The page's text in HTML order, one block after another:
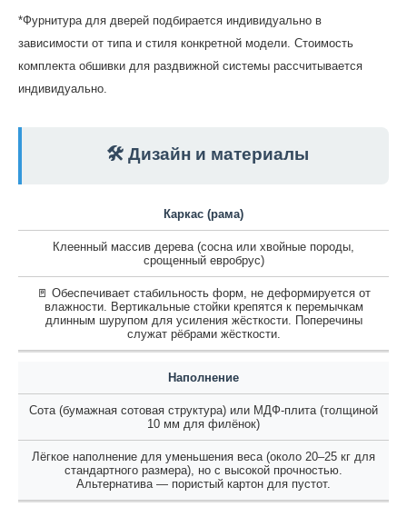
*Фурнитура для дверей подбирается индивидуально в
зависимости от типа и стиля конкретной модели. Стоимость
комплекта обшивки для раздвижной системы рассчитывается
индивидуально.
🛠️ Дизайн и материалы
Каркас (рама)
Клеенный массив дерева (сосна или хвойные породы,
срощенный евробрус)
🚪 Обеспечивает стабильность форм, не деформируется от
влажности. Вертикальные стойки крепятся к перемычкам
длинным шурупом для усиления жёсткости. Поперечины
служат рёбрами жёсткости.
Наполнение
Сота (бумажная сотовая структура) или МДФ-плита (толщиной
10 мм для филёнок)
Лёгкое наполнение для уменьшения веса (около 20–25 кг для
стандартного размера), но с высокой прочностью.
Альтернатива — пористый картон для пустот.